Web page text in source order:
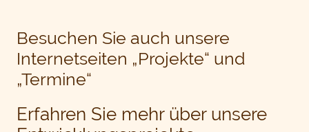
Besuchen Sie auch unsere
Internetseiten „Projekte“ und
„Termine“
Erfahren Sie mehr über unsere